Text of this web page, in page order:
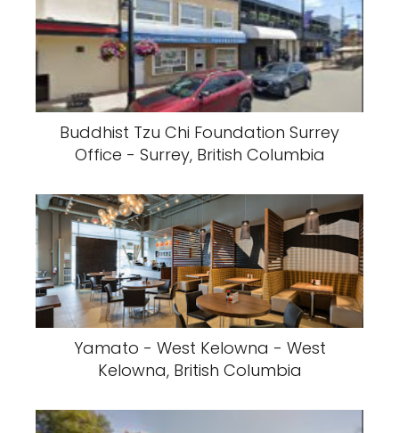
Buddhist Tzu Chi Foundation Surrey
Office - Surrey, British Columbia
Yamato - West Kelowna - West
Kelowna, British Columbia